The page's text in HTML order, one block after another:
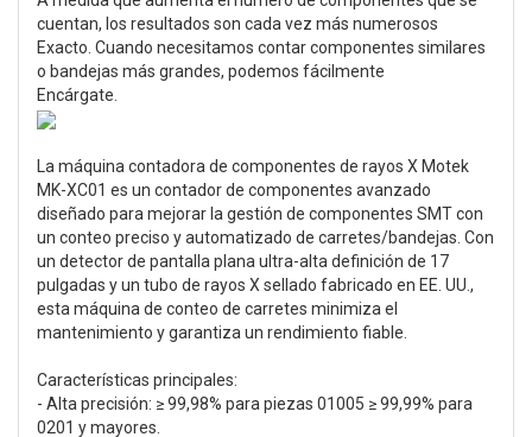
cuentan, los resultados son cada vez más numerosos
Exacto. Cuando necesitamos contar componentes similares
o bandejas más grandes, podemos fácilmente
Encárgate.
La máquina contadora de componentes de rayos X Motek
MK-XC01 es un contador de componentes avanzado
diseñado para mejorar la gestión de componentes SMT con
un conteo preciso y automatizado de carretes/bandejas. Con
un detector de pantalla plana ultra-alta definición de 17
pulgadas y un tubo de rayos X sellado fabricado en EE. UU.,
esta máquina de conteo de carretes minimiza el
mantenimiento y garantiza un rendimiento fiable.
Características principales:
- Alta precisión: ≥ 99,98% para piezas 01005 ≥ 99,99% para
0201 y mayores.